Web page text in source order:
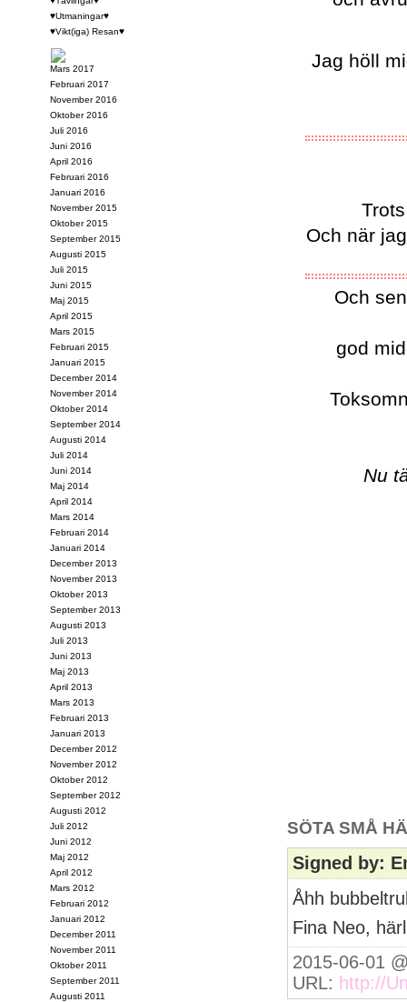
Jag höll
Och när
Och
god
Nu
SÖTA SMÅ
Signed by:
Åhh
Fina Neo,
2015-06-01
URL: http://
♥Utmaningar♥
♥Vikt(iga) Resan♥
Mars 2017
Februari 2017
November 2016
Oktober 2016
Juli 2016
Juni 2016
April 2016
Februari 2016
Januari 2016
November 2015
Oktober 2015
September 2015
Augusti 2015
Juli 2015
Juni 2015
Maj 2015
April 2015
Mars 2015
Februari 2015
Januari 2015
December 2014
November 2014
Oktober 2014
September 2014
Augusti 2014
Juli 2014
Juni 2014
Maj 2014
April 2014
Mars 2014
Februari 2014
Januari 2014
December 2013
November 2013
Oktober 2013
September 2013
Augusti 2013
Juli 2013
Juni 2013
Maj 2013
April 2013
Mars 2013
Februari 2013
Januari 2013
December 2012
November 2012
Oktober 2012
September 2012
Augusti 2012
Juli 2012
Juni 2012
Maj 2012
April 2012
Mars 2012
Februari 2012
Januari 2012
December 2011
November 2011
Oktober 2011
September 2011
Augusti 2011